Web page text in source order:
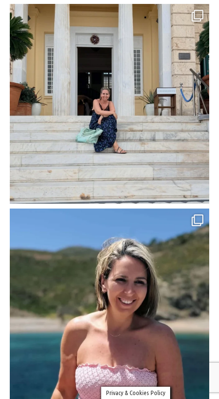
Privacy & Cookies Policy